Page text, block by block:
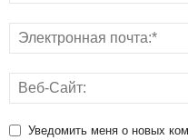
Уведомить меня о новых